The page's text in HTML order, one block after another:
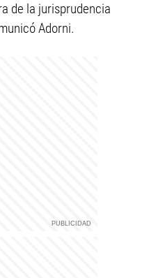
de la jurisprudencia
Adorni.